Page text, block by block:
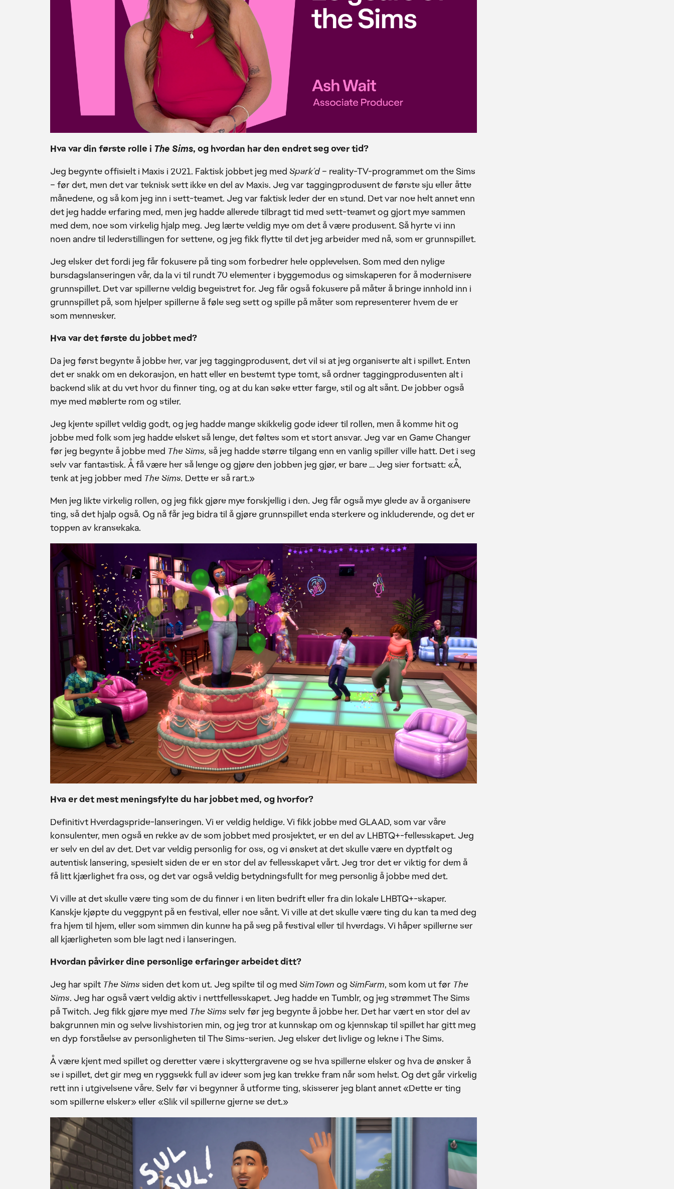
Hva var din første rolle i The Sims, og hvordan har den endret seg over tid?
Jeg begynte offisielt i Maxis i 2021. Faktisk jobbet jeg med Spark’d– reality-TV-programmet om the Sims
– før det, men det var teknisk sett ikke en del av Maxis. Jeg var taggingprodusent de første sju eller åtte
månedene, og så kom jeg inn i sett-teamet. Jeg var faktisk leder der en stund. Det var noe helt annet enn
det jeg hadde erfaring med, men jeg hadde allerede tilbragt tid med sett-teamet og gjort mye sammen
med dem, noe som virkelig hjalp meg. Jeg lærte veldig mye om det å være produsent. Så hyrte vi inn
noen andre til lederstillingen for settene, og jeg fikk flytte til det jeg arbeider med nå, som er grunnspillet.
Jeg elsker det fordi jeg får fokusere på ting som forbedrer hele opplevelsen. Som med den nylige
bursdagslanseringen vår, da la vi til rundt 70 elementer i byggemodus og simskaperen for å modernisere
grunnspillet. Det var spillerne veldig begeistret for. Jeg får også fokusere på måter å bringe innhold inn i
grunnspillet på, som hjelper spillerne å føle seg sett og spille på måter som representerer hvem de er
som mennesker.
Hva var det første du jobbet med?
Da jeg først begynte å jobbe her, var jeg taggingprodusent, det vil si at jeg organiserte alt i spillet. Enten
det er snakk om en dekorasjon, en hatt eller en bestemt type tomt, så ordner taggingprodusenten alt i
backend slik at du vet hvor du finner ting, og at du kan søke etter farge, stil og alt sånt. De jobber også
mye med møblerte rom og stiler.
Jeg kjente spillet veldig godt, og jeg hadde mange skikkelig gode ideer til rollen, men å komme hit og
jobbe med folk som jeg hadde elsket så lenge, det føltes som et stort ansvar. Jeg var en Game Changer
før jeg begynte å jobbe med The Sims, så jeg hadde større tilgang enn en vanlig spiller ville hatt. Det i seg
selv var fantastisk. Å få være her så lenge og gjøre den jobben jeg gjør, er bare … Jeg sier fortsatt: «Å,
tenk at jeg jobber med The Sims. Dette er så rart.»
Men jeg likte virkelig rollen, og jeg fikk gjøre mye forskjellig i den. Jeg får også mye glede av å organisere
ting, så det hjalp også. Og nå får jeg bidra til å gjøre grunnspillet enda sterkere og inkluderende, og det er
toppen av kransekaka.
Hva er det mest meningsfylte du har jobbet med, og hvorfor?
Definitivt Hverdagspride-lanseringen. Vi er veldig heldige. Vi fikk jobbe med GLAAD, som var våre
konsulenter, men også en rekke av de som jobbet med prosjektet, er en del av LHBTQ+-fellesskapet. Jeg
er selv en del av det. Det var veldig personlig for oss, og vi ønsket at det skulle være en dyptfølt og
autentisk lansering, spesielt siden de er en stor del av fellesskapet vårt. Jeg tror det er viktig for dem å
få litt kjærlighet fra oss, og det var også veldig betydningsfullt for meg personlig å jobbe med det.
Vi ville at det skulle være ting som de du finner i en liten bedrift eller fra din lokale LHBTQ+-skaper.
Kanskje kjøpte du veggpynt på en festival, eller noe sånt. Vi ville at det skulle være ting du kan ta med deg
fra hjem til hjem, eller som simmen din kunne ha på seg på festival eller til hverdags. Vi håper spillerne ser
all kjærligheten som ble lagt ned i lanseringen.
Hvordan påvirker dine personlige erfaringer arbeidet ditt?
Jeg har spilt The Sims siden det kom ut. Jeg spilte til og med SimTown og SimFarm, som kom ut før The
Sims. Jeg har også vært veldig aktiv i nettfellesskapet. Jeg hadde en Tumblr, og jeg strømmet The Sims
på Twitch. Jeg fikk gjøre mye med The Sims selv før jeg begynte å jobbe her. Det har vært en stor del av
bakgrunnen min og selve livshistorien min, og jeg tror at kunnskap om og kjennskap til spillet har gitt meg
en dyp forståelse av personligheten til The Sims-serien. Jeg elsker det livlige og lekne i The Sims.
Å være kjent med spillet og deretter være i skyttergravene og se hva spillerne elsker og hva de ønsker å
se i spillet, det gir meg en ryggsekk full av ideer som jeg kan trekke fram når som helst. Og det går virkelig
rett inn i utgivelsene våre. Selv før vi begynner å utforme ting, skisserer jeg blant annet «Dette er ting
som spillerne elsker» eller «Slik vil spillerne gjerne se det.»